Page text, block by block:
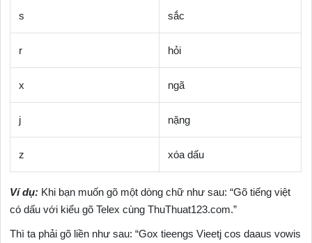
s sắc
r hỏi
x ngã
j nặng
z xóa dấu
Ví dụ: Khi bạn muốn gõ một dòng chữ như sau: “Gõ tiếng việt
có dấu với kiểu gõ Telex cùng ThuThuat123.com.”
Thì ta phải gõ liền như sau: “Gox tieengs Vieetj cos daaus vowis